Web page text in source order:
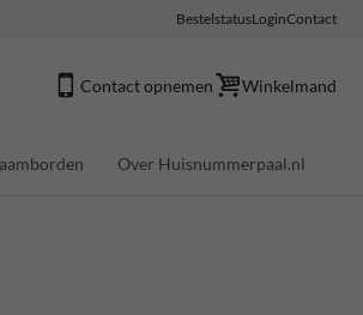
BestelstatusLoginContact
Contact opnemen Winkelmand
Over Huisnummerpaal.nl